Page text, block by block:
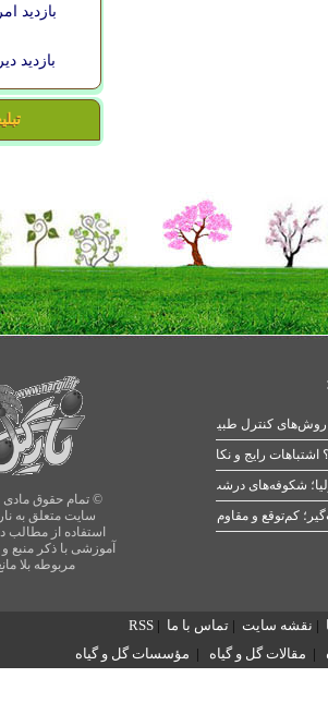
بازدید
بازدید
© تمام حقوق مادی
سایت متعلق به
استفاده از مطالب
آموزشی با ذکر منبع
مربوطه بلا
رایج و نکات طلایی
شکوفه‌های درشت در بهار
| نقشه سایت | تماس با ما |
RSS
| مقالات گل و گیاه | مؤسسات گل و گیاه